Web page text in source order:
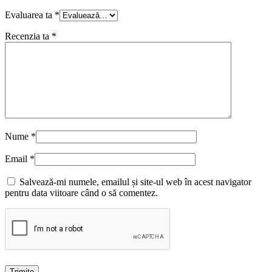
Evaluarea ta *
Recenzia ta *
Nume *
Email *
Salvează-mi numele, emailul și site-ul web în acest navigator
pentru data viitoare când o să comentez.